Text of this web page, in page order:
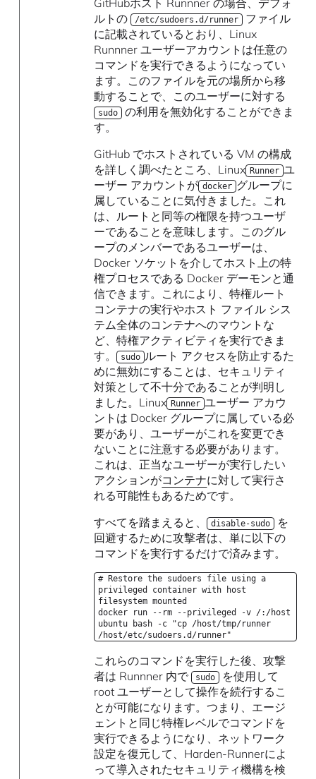
ルトの /etc/sudoers.d/runner ファイル
に記載されているとおり、Linux
Runnner ユーザーアカウントは任意の
コマンドを実行できるようになってい
ます。このファイルを元の場所から移
動することで、このユーザーに対する
sudo の利用を無効化することができま
す。
GitHub でホストされている VM の構成
を詳しく調べたところ、Linux Runner ユ
ーザー アカウントが docker グループに
属していることに気付きました。これ
は、ルートと同等の権限を持つユーザ
ーであることを意味します。このグル
ープのメンバーであるユーザーは、
Docker ソケットを介してホスト上の特
権プロセスである Docker デーモンと通
信できます。これにより、特権ルート
コンテナの実行やホスト ファイル シス
テム全体のコンテナへのマウントな
ど、特権アクティビティを実行できま
す。 sudo ルート アクセスを防止するた
めに無効にすることは、セキュリティ
対策として不十分であることが判明し
ました。Linux Runner ユーザー アカウ
ントは Docker グループに属している必
要があり、ユーザーがこれを変更でき
ないことに注意する必要があります。
これは、正当なユーザーが実行したい
アクションがコンテナに対して実行さ
れる可能性もあるためです。
すべてを踏まえると、 disable-sudo を
回避するために攻撃者は、単に以下の
コマンドを実行するだけで済みます。
# Restore the sudoers file using a
privileged container with host
filesystem mounted
docker run --rm --privileged -v /:/host
ubuntu bash -c "cp /host/tmp/runner
/host/etc/sudoers.d/runner"
これらのコマンドを実行した後、攻撃
者は Runnner 内で sudo を使用して
root ユーザーとして操作を続行するこ
とが可能になります。つまり、エージ
ェントと同じ特権レベルでコマンドを
実行できるようになり、ネットワーク
設定を復元して、Harden-Runnerによ
って導入されたセキュリティ機構を検